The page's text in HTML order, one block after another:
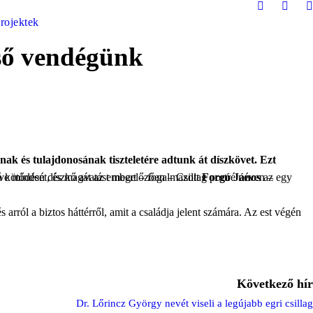
vendégünk
a kitüntetett életútját, munkáját, a városhoz való kötődését, és magát az embert – fogalmazottForgó János
Következő hír
Dr. Lőrincz György nevét viseli a legújabb egri csillag